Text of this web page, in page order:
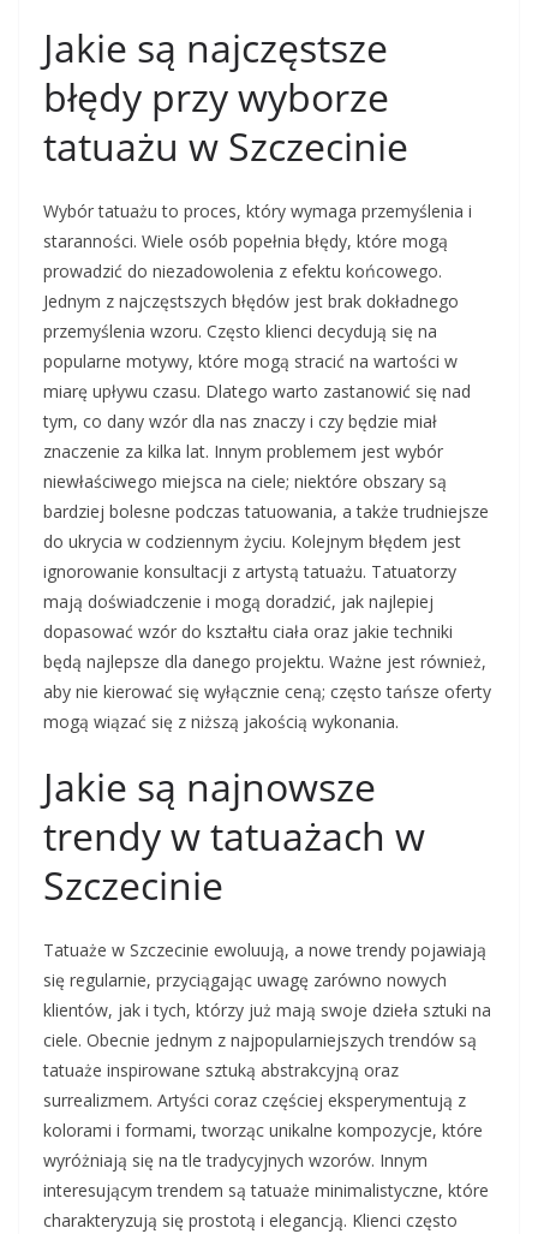
Jakie są najczęstsze
błędy przy wyborze
tatuażu w Szczecinie
Wybór tatuażu to proces, który wymaga przemyślenia i
staranności. Wiele osób popełnia błędy, które mogą
prowadzić do niezadowolenia z efektu końcowego.
Jednym z najczęstszych błędów jest brak dokładnego
przemyślenia wzoru. Często klienci decydują się na
popularne motywy, które mogą stracić na wartości w
miarę upływu czasu. Dlatego warto zastanowić się nad
tym, co dany wzór dla nas znaczy i czy będzie miał
znaczenie za kilka lat. Innym problemem jest wybór
niewłaściwego miejsca na ciele; niektóre obszary są
bardziej bolesne podczas tatuowania, a także trudniejsze
do ukrycia w codziennym życiu. Kolejnym błędem jest
ignorowanie konsultacji z artystą tatuażu. Tatuatorzy
mają doświadczenie i mogą doradzić, jak najlepiej
dopasować wzór do kształtu ciała oraz jakie techniki
będą najlepsze dla danego projektu. Ważne jest również,
aby nie kierować się wyłącznie ceną; często tańsze oferty
mogą wiązać się z niższą jakością wykonania.
Jakie są najnowsze
trendy w tatuażach w
Szczecinie
Tatuaże w Szczecinie ewoluują, a nowe trendy pojawiają
się regularnie, przyciągając uwagę zarówno nowych
klientów, jak i tych, którzy już mają swoje dzieła sztuki na
ciele. Obecnie jednym z najpopularniejszych trendów są
tatuaże inspirowane sztuką abstrakcyjną oraz
surrealizmem. Artyści coraz częściej eksperymentują z
kolorami i formami, tworząc unikalne kompozycje, które
wyróżniają się na tle tradycyjnych wzorów. Innym
interesującym trendem są tatuaże minimalistyczne, które
charakteryzują się prostotą i elegancją. Klienci często